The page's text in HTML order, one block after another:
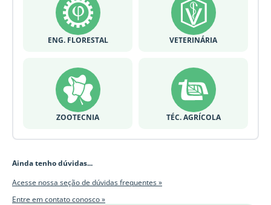
ENG. FLORESTAL VETERINÁRIA
ZOOTECNIA TÉC. AGRÍCOLA
Ainda tenho dúvidas...
Acesse nossa seção de dúvidas frequentes »
Entre em contato conosco »